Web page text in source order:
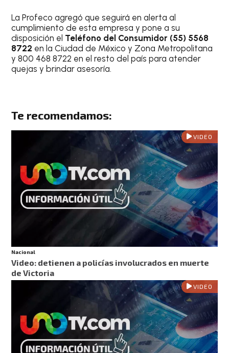
La Profeco agregó que seguirá en alerta al
cumplimiento de esta empresa y pone a su
disposición el Teléfono del Consumidor (55) 5568
8722 en la Ciudad de México y Zona Metropolitana
y 800 468 8722 en el resto del país para atender
quejas y brindar asesoría.
Te recomendamos:
VIDEO
Nacional
Video: detienen a policías involucrados en muerte
de Victoria
VIDEO